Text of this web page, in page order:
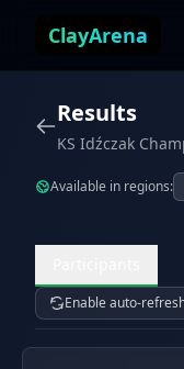
ClayArena
Results
KS Idźczak
Available in regions:
Enable auto-